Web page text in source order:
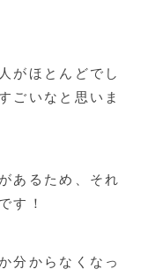
がほとんどでし
ごいなと思いま
あるため、それ
す！
分からなくなっ